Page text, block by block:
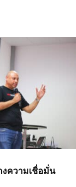
งความเชื่อมั่น